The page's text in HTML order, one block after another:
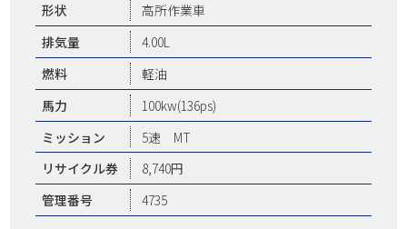
形状
高所作業車
排気量
4.00L
燃料
軽油
馬力
100kw(136ps)
ミッション
5速 MT
リサイクル券
8,740円
管理番号
4735